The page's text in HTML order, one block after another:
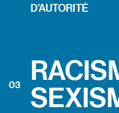
D’AUTORITÉ
03